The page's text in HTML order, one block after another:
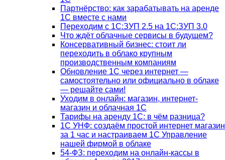
Партнёрство: как зарабатывать на аренде
1С вместе с нами
Переходим с 1С:ЗУП 2.5 на 1С:ЗУП 3.0
Что ждёт облачные сервисы в будущем?
Консервативный бизнес: стоит ли
переходить в облако крупным
производственным компаниям
Обновление 1С через интернет —
самостоятельно или официально в облаке
— решайте сами!
Уходим в онлайн: магазин, интернет-
магазин и облачная 1С
Тарифы на аренду 1С: в чём разница?
1С УНФ: создаём простой интернет магазин
за 1 час и настраиваем 1С Управление
нашей фирмой в облаке
54-ФЗ: переходим на онлайн-кассы в